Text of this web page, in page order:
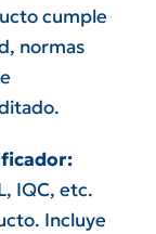
cumple
normas
IQC, etc.
Incluye